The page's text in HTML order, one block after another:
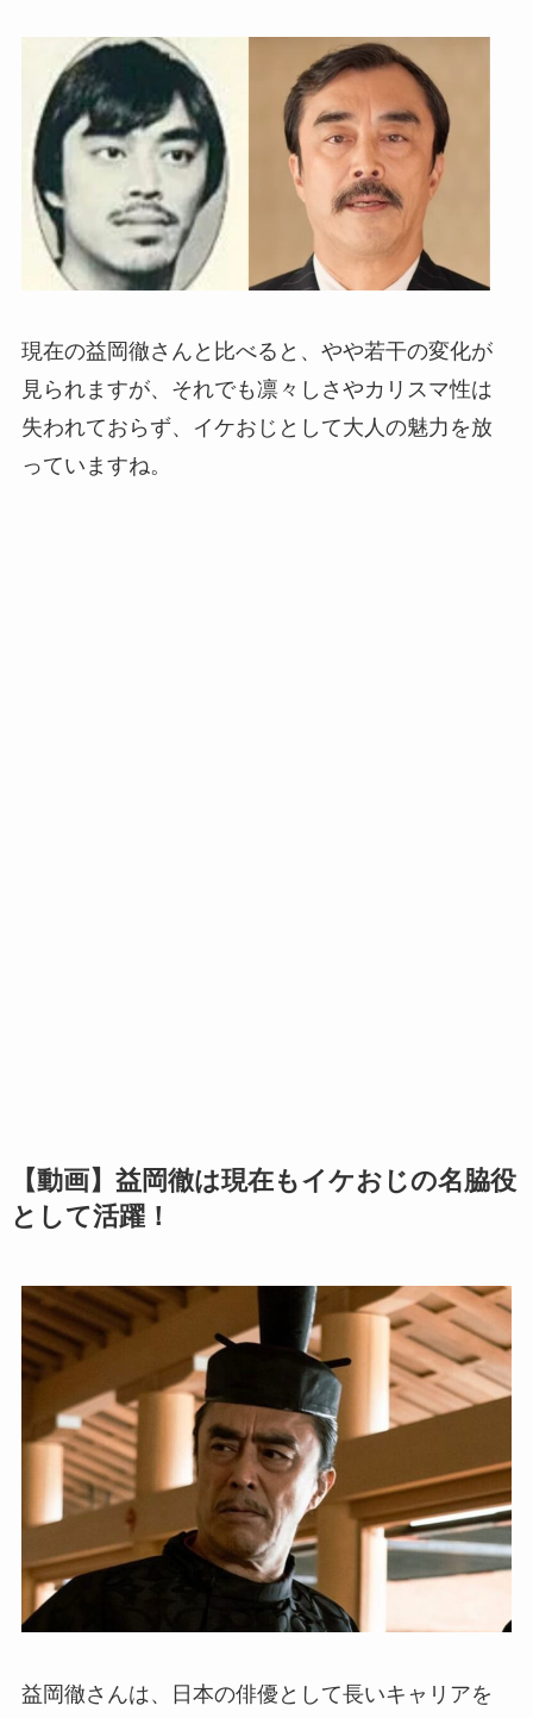
現在の益岡徹さんと比べると、やや若干の変化が
見られますが、それでも凛々しさやカリスマ性は
失われておらず、イケおじとして大人の魅力を放
っていますね。
【動画】益岡徹は現在もイケおじの名脇役
として活躍！
益岡徹さんは、日本の俳優として長いキャリアを